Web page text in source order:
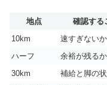
地点 確認する
10km
速すぎないか
ハーフ
余裕が残るか
30km
補給と脚の